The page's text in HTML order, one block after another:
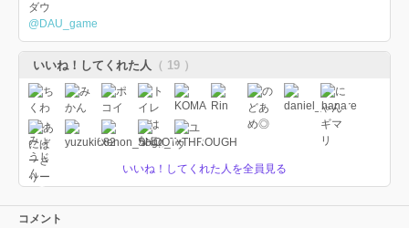
ダウ
@DAU_game
いいね！してくれた人 （ 19 ）
いいね！してくれた人を全員見る
コメント